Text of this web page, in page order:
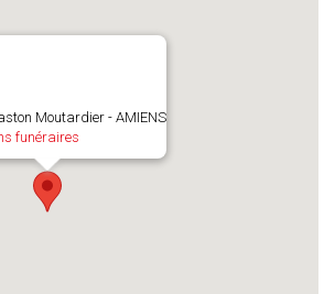
Moutardier - AMIENS
funéraires